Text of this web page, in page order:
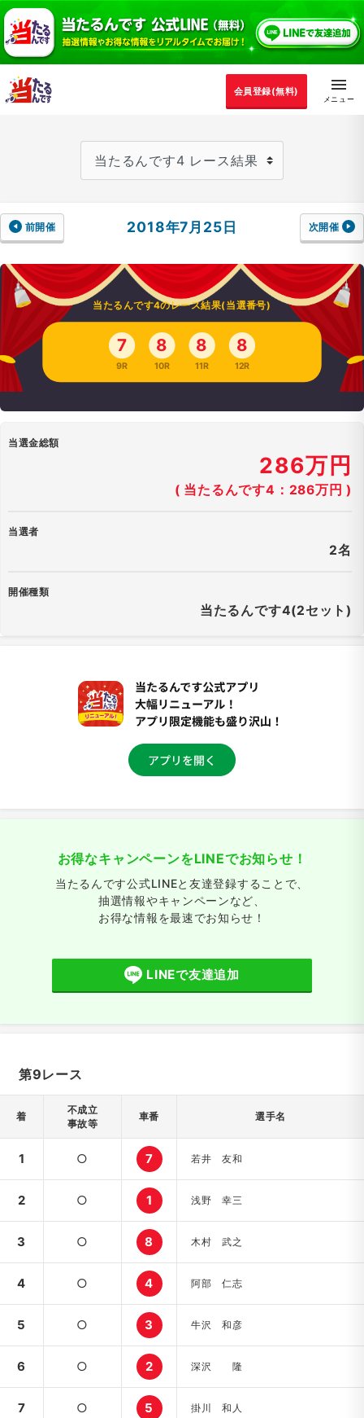
会員登録(無料)
前開催 2018年7月25日 次開催
当たるんです4のレース結果(当選番号)
7
9R
8
10R
8
11R
8
12R
当選金総額
286万円
( 当たるんです4：286万円 )
当選者
2名
開催種類
当たるんです4(2セット)
お得なキャンペーンをLINEでお知らせ！
当たるんです公式LINEと友達登録することで、
抽選情報やキャンペーンなど、
お得な情報を最速でお知らせ！
LINEで友達追加
第9レース
着
不成立
事故等
車番 選手名
1 ○ 7 若井 友和
2 ○ 1 浅野 幸三
3 ○ 8 木村 武之
4 ○ 4 阿部 仁志
5 ○ 3 牛沢 和彦
6 ○ 2 深沢 隆
7 ○ 5 掛川 和人